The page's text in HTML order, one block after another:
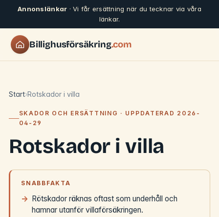
Annonslänkar · Vi får ersättning när du tecknar via våra
länkar.
Billighusförsäkring.com
Start Rotskador i villa
SKADOR OCH ERSÄTTNING · UPPDATERAD 2026-
04-29
Rotskador i villa
SNABBFAKTA
Rötskador räknas oftast som underhåll och
hamnar utanför villaförsäkringen.